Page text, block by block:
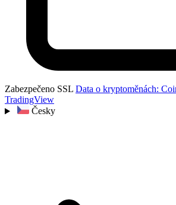
Zabezpečeno SSL Data o kryptoměnách:
TradingView
Česky